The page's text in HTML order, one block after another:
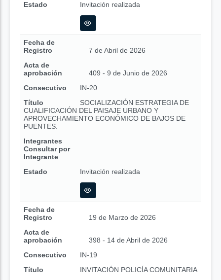
Estado
Invitación realizada
Fecha de
Registro
7 de Abril de 2026
Acta de
aprobación
409 - 9 de Junio de 2026
Consecutivo
IN-20
Título
SOCIALIZACIÓN ESTRATEGIA DE
CUALIFICACIÓN DEL PAISAJE URBANO Y
APROVECHAMIENTO ECONÓMICO DE BAJOS DE
PUENTES.
Integrantes
Consultar por
Integrante
Estado
Invitación realizada
Fecha de
Registro
19 de Marzo de 2026
Acta de
aprobación
398 - 14 de Abril de 2026
Consecutivo
IN-19
Título
INVITACIÓN POLICÍA COMUNITARIA